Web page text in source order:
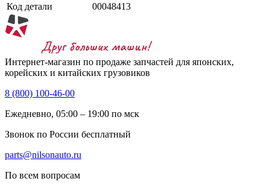
Код детали
00048413
Интернет-магазин по продаже запчастей для японских,
корейских и китайских грузовиков
8 (800) 100-46-00
Ежедневно, 05:00 – 19:00 по мск
Звонок по России бесплатный
parts@nilsonauto.ru
По всем вопросам